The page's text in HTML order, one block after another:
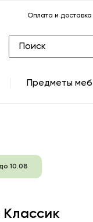
Оплата и доставка
Предметы
10.08
Классик